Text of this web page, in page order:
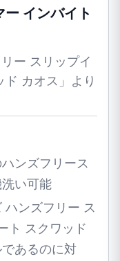
インバイト
ー スリップイ
カオス」より
ンズフリース
い可能
ンズフリー ス
ト スクワッド
あるのに対